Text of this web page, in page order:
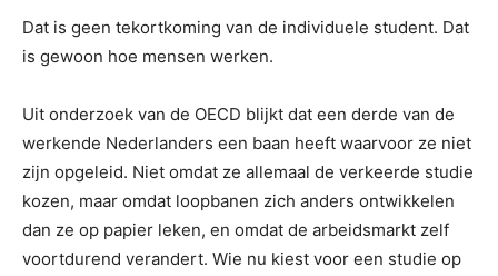
Dat is geen tekortkoming van de individuele student. Dat
is gewoon hoe mensen werken.
Uit onderzoek van de OECD blijkt dat een derde van de
werkende Nederlanders een baan heeft waarvoor ze niet
zijn opgeleid. Niet omdat ze allemaal de verkeerde studie
kozen, maar omdat loopbanen zich anders ontwikkelen
dan ze op papier leken, en omdat de arbeidsmarkt zelf
voortdurend verandert. Wie nu kiest voor een studie op